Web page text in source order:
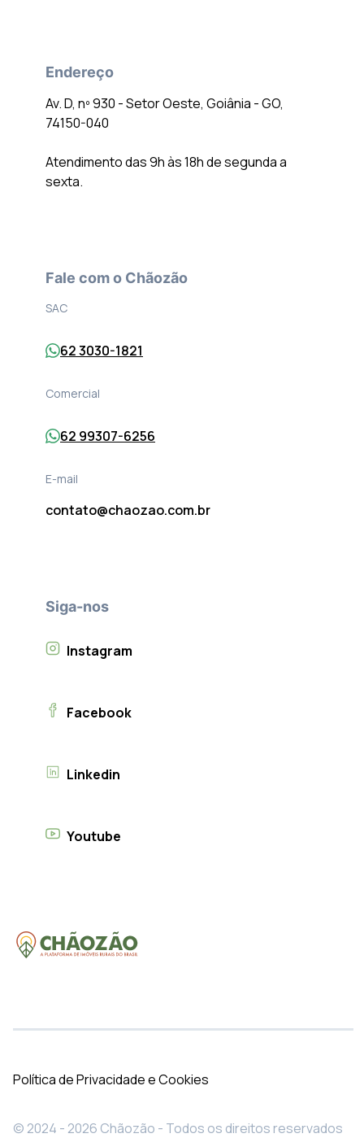
Endereço
Av. D, nº 930 - Setor Oeste, Goiânia - GO,
74150-040
Atendimento das 9h às 18h de segunda a
sexta.
Fale com o Chãozão
SAC
62 3030-1821
Comercial
62 99307-6256
E-mail
contato@chaozao.com.br
Siga-nos
Instagram
Facebook
Linkedin
Youtube
Política de Privacidade e Cookies
© 2024 - 2026 Chãozão - Todos os direitos reservados